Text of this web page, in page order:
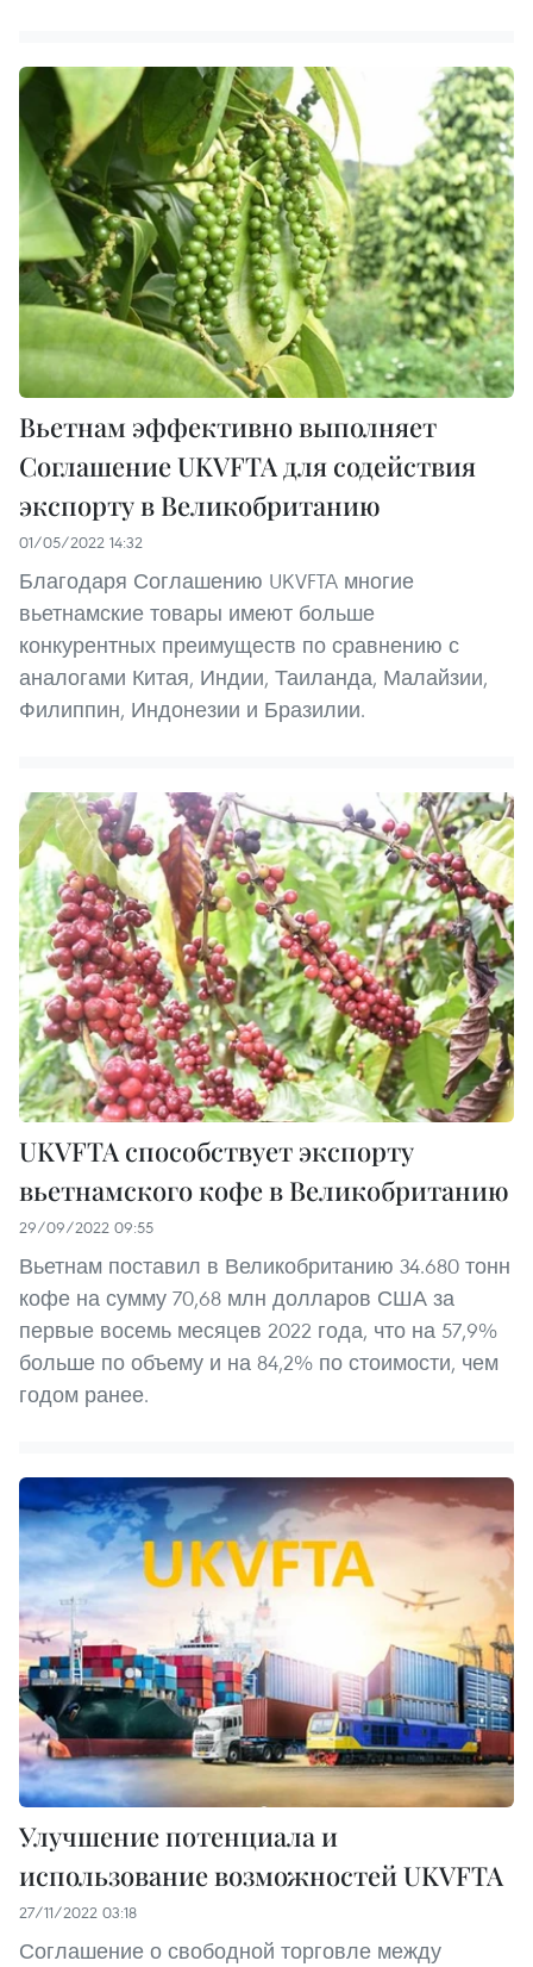
Вьетнам эффективно выполняет
Соглашение UKVFTA для содействия
экспорту в Великобританию
01/05/2022 14:32
Благодаря Соглашению UKVFTA многие
вьетнамские товары имеют больше
конкурентных преимуществ по сравнению с
аналогами Китая, Индии, Таиланда, Малайзии,
Филиппин, Индонезии и Бразилии.
UKVFTA способствует экспорту
вьетнамского кофе в Великобританию
29/09/2022 09:55
Вьетнам поставил в Великобританию 34.680 тонн
кофе на сумму 70,68 млн долларов США за
первые восемь месяцев 2022 года, что на 57,9%
больше по объему и на 84,2% по стоимости, чем
годом ранее.
Улучшение потенциала и
использование возможностей UKVFTA
27/11/2022 03:18
Соглашение о свободной торговле между